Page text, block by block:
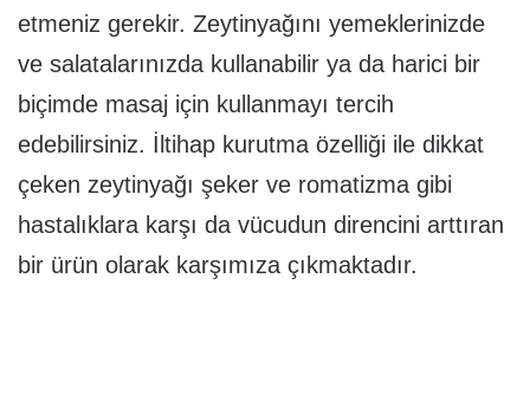
etmeniz gerekir. Zeytinyağını yemeklerinizde
ve salatalarınızda kullanabilir ya da harici bir
biçimde masaj için kullanmayı tercih
edebilirsiniz. İltihap kurutma özelliği ile dikkat
çeken zeytinyağı şeker ve romatizma gibi
hastalıklara karşı da vücudun direncini arttıran
bir ürün olarak karşımıza çıkmaktadır.